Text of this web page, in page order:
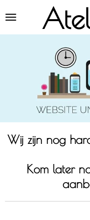
direct
naar
Wij zijn nog
Kom later